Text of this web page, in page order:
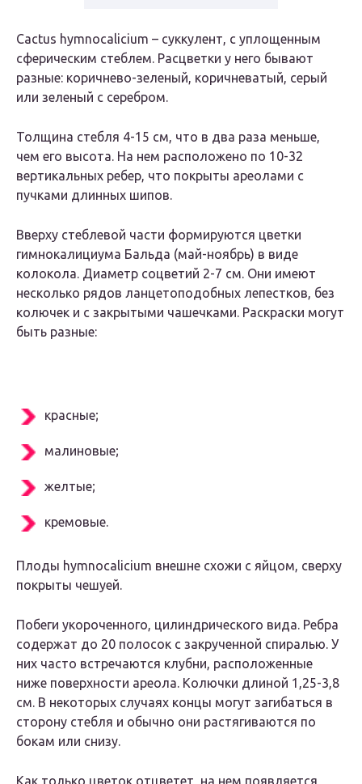
Cactus hymnocalicium – суккулент, с уплощенным
сферическим стеблем. Расцветки у него бывают
разные: коричнево-зеленый, коричневатый, серый
или зеленый с серебром.
Толщина стебля 4-15 см, что в два раза меньше,
чем его высота. На нем расположено по 10-32
вертикальных ребер, что покрыты ареолами с
пучками длинных шипов.
Вверху стеблевой части формируются цветки
гимнокалициума Бальда (май-ноябрь) в виде
колокола. Диаметр соцветий 2-7 см. Они имеют
несколько рядов ланцетоподобных лепестков, без
колючек и с закрытыми чашечками. Раскраски могут
быть разные:
красные;
малиновые;
желтые;
кремовые.
Плоды hymnocalicium внешне схожи с яйцом, сверху
покрыты чешуей.
Побеги укороченного, цилиндрического вида. Ребра
содержат до 20 полосок с закрученной спиралью. У
них часто встречаются клубни, расположенные
ниже поверхности ареола. Колючки длиной 1,25-3,8
см. В некоторых случаях концы могут загибаться в
сторону стебля и обычно они растягиваются по
бокам или снизу.